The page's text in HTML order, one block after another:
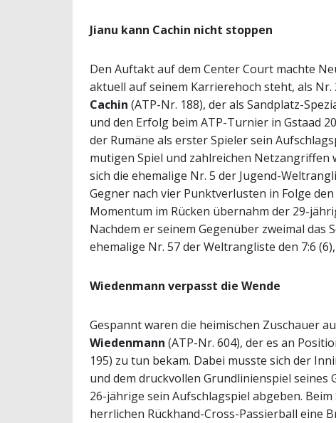
Jianu kann Cachin nicht stoppen
Den Auftakt auf dem Center Court machte
aktuell auf seinem Karrierehoch steht, als
Cachin (ATP-Nr. 188), der als Sandplatz-
und den Erfolg beim ATP-Turnier in Gstaad
der Rumäne als erster Spieler sein
mutigen Spiel und zahlreichen
sich die ehemalige Nr. 5 der Jugend-
Gegner nach vier Punktverlusten in Folge
Momentum im Rücken übernahm der 29-
Nachdem er seinem Gegenüber zweimal das
ehemalige Nr. 57 der Weltrangliste den 7:6
Wiedenmann verpasst die Wende
Gespannt waren die heimischen Zuschauer
Wiedenmann (ATP-Nr. 604), der es an
195) zu tun bekam. Dabei musste sich der
und dem druckvollen Grundlinienspiel seines
26-jährige sein Aufschlagspiel abgeben.
herrlichen Rückhand-Cross-Passierball eine